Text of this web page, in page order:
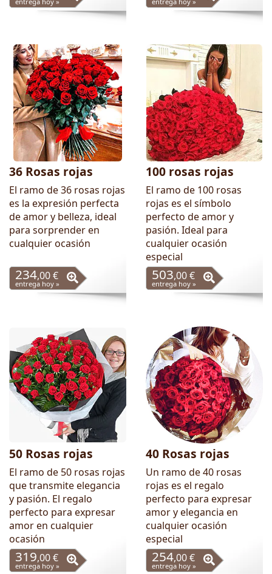
36 Rosas rojas
El ramo de 36 rosas rojas
es la expresión perfecta
de amor y belleza, ideal
para sorprender en
cualquier ocasión
234,00 €
entrega hoy »
100 rosas rojas
El ramo de 100 rosas
rojas es el símbolo
perfecto de amor y
pasión. Ideal para
cualquier ocasión
especial
503,00 €
entrega hoy »
50 Rosas rojas
El ramo de 50 rosas rojas
que transmite elegancia
y pasión. El regalo
perfecto para expresar
amor en cualquier
ocasión
319,00 €
entrega hoy »
40 Rosas rojas
Un ramo de 40 rosas
rojas es el regalo
perfecto para expresar
amor y elegancia en
cualquier ocasión
especial
254,00 €
entrega hoy »